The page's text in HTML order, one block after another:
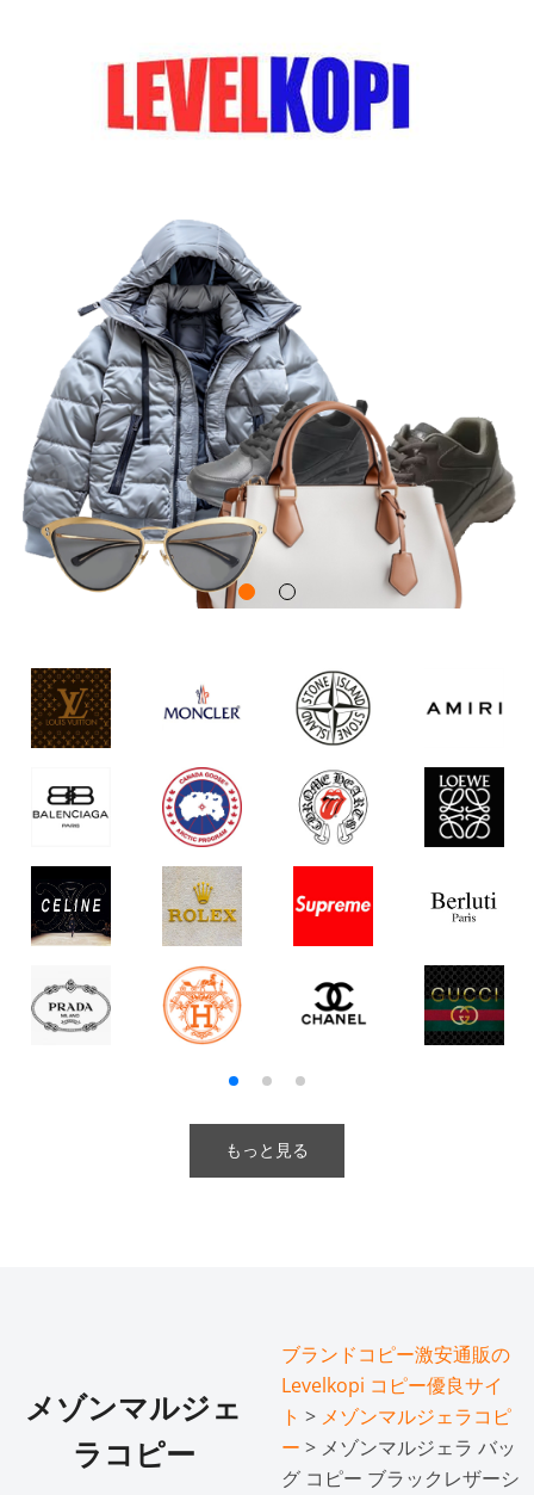
もっと見る
メゾンマルジェ
ラコピー
ブランドコピー激安通販の
Levelkopi コピー優良サイ
ト > メゾンマルジェラコピ
ー > メゾンマルジェラ バッ
グ コピー ブラックレザーシ